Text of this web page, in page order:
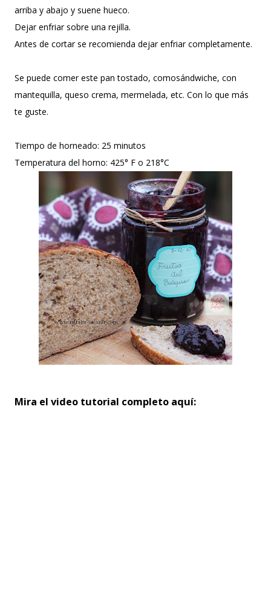
arriba y abajo y suene hueco.
Dejar enfriar sobre una rejilla.
Antes de cortar se recomienda dejar enfriar completamente.
Se puede comer este pan tostado, comosándwiche, con
mantequilla, queso crema, mermelada, etc. Con lo que más
te guste.
Tiempo de horneado: 25 minutos
Temperatura del horno: 425° F o 218°C
Mira el video tutorial completo aquí: